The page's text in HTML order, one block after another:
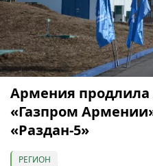
Армения
«Газпром
«Раздан-5»
РЕГИОН